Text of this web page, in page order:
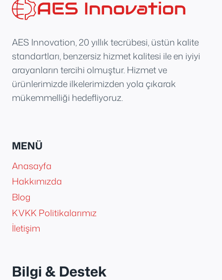
AES Innovation, 20 yıllık tecrübesi, üstün kalite
standartları, benzersiz hizmet kalitesi ile en iyiyi
arayanların tercihi olmuştur. Hizmet ve
ürünlerimizde ilkelerimizden yola çıkarak
mükemmelliği hedefliyoruz.
MENÜ
Anasayfa
Hakkımızda
Blog
KVKK Politikalarımız
İletişim
Bilgi & Destek